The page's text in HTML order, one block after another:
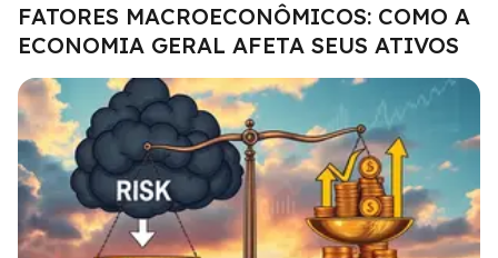
FATORES MACROECONÔMICOS: COMO A
ECONOMIA GERAL AFETA SEUS ATIVOS